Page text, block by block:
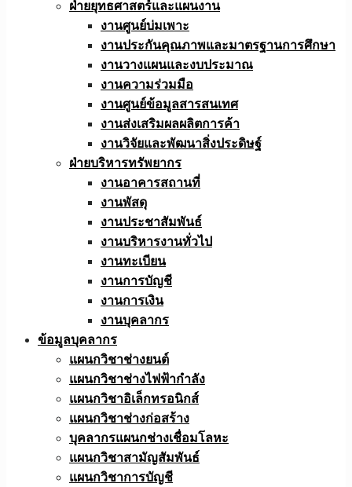
ฝ่ายยุทธศาสตร์และแผนงาน
งานศูนย์บ่มเพาะ
งานประกันคุณภาพและมาตรฐานการศึกษา
งานวางแผนและงบประมาณ
งานความร่วมมือ
งานศูนย์ข้อมูลสารสนเทศ
งานส่งเสริมผลผลิตการค้า
งานวิจัยและพัฒนาสิ่งประดิษฐ์
ฝ่ายบริหารทรัพยากร
งานอาคารสถานที่
งานพัสดุ
งานประชาสัมพันธ์
งานบริหารงานทั่วไป
งานทะเบียน
งานการบัญชี
งานการเงิน
งานบุคลากร
ข้อมูลบุคลากร
แผนกวิชาช่างยนต์
แผนกวิชาช่างไฟฟ้ากำลัง
แผนกวิชาอิเล็กทรอนิกส์
แผนกวิชาช่างก่อสร้าง
บุคลากรแผนกช่างเชื่อมโลหะ
แผนกวิชาสามัญสัมพันธ์
แผนกวิชาการบัญชี